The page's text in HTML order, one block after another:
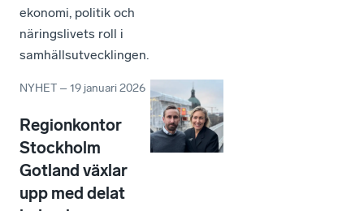
ekonomi, politik och
näringslivets roll i
samhällsutvecklingen.
NYHET –19 januari 2026
Regionkontor
Stockholm
Gotland växlar
upp med delat